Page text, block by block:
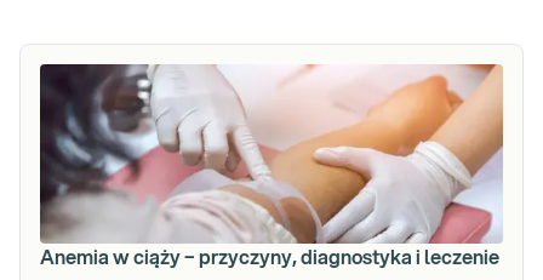
Anemia w ciąży − przyczyny, diagnostyka i leczenie